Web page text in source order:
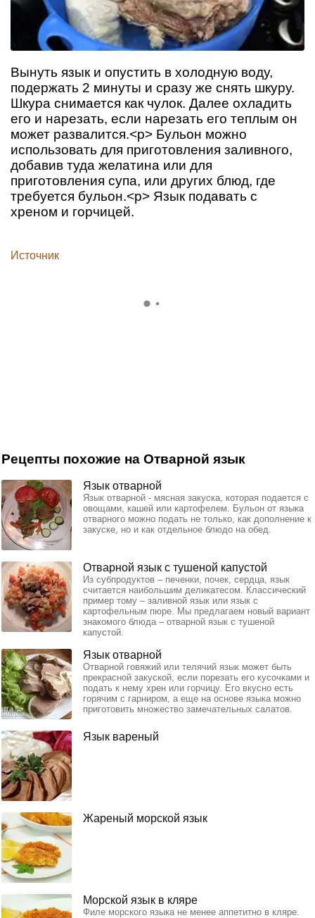
Вынуть язык и опустить в холодную воду,
подержать 2 минуты и сразу же снять шкуру.
Шкура снимается как чулок. Далее охладить
его и нарезать, если нарезать его теплым он
может развалится.<p> Бульон можно
использовать для приготовления заливного,
добавив туда желатина или для
приготовления супа, или других блюд, где
требуется бульон.<p> Язык подавать с
хреном и горчицей.
Источник
Рецепты похожие на Отварной язык
Язык отварной
Язык отварной - мясная закуска, которая подается с
овощами, кашей или картофелем. Бульон от языка
отварного можно подать не только, как дополнение к
закуске, но и как отдельное блюдо на обед.
Отварной язык с тушеной капустой
Из субпродуктов – печенки, почек, сердца, язык
считается наибольшим деликатесом. Классический
пример тому – заливной язык или язык с
картофельным пюре. Мы предлагаем новый вариант
знакомого блюда – отварной язык с тушеной
капустой.
Язык отварной
Отварной говяжий или телячий язык может быть
прекрасной закуской, если порезать его кусочками и
подать к нему хрен или горчицу. Его вкусно есть
горячим с гарниром, а еще на основе языка можно
приготовить множество замечательных салатов.
Язык вареный
Жареный морской язык
Морской язык в кляре
Филе морского языка не менее аппетитно в кляре.